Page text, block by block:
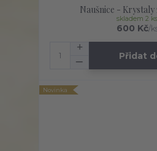
Naušnice -
600 Kč/
skladem 2 ks
Přidat
Novinka